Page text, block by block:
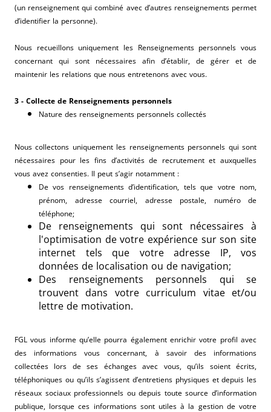
(un renseignement qui combiné avec d’autres renseignements permet
d’identifier la personne).
Nous recueillons uniquement les Renseignements personnels vous
concernant qui sont nécessaires afin d’établir, de gérer et de
maintenir les relations que nous entretenons avec vous.
3 - Collecte de Renseignements personnels
Nature des renseignements personnels collectés
Nous collectons uniquement les renseignements personnels qui sont
nécessaires pour les fins d’activités de recrutement et auxquelles
vous avez consenties. Il peut s’agir notamment :
De vos renseignements d’identification, tels que votre nom,
prénom, adresse courriel, adresse postale, numéro de
téléphone;
De renseignements qui sont nécessaires à
l'optimisation de votre expérience sur son site
internet tels que votre adresse IP, vos
données de localisation ou de navigation;
Des renseignements personnels qui se
trouvent dans votre curriculum vitae et/ou
lettre de motivation.
FGL vous informe qu’elle pourra également enrichir votre profil avec
des informations vous concernant, à savoir des informations
collectées lors de ses échanges avec vous, qu’ils soient écrits,
téléphoniques ou qu’ils s’agissent d’entretiens physiques et depuis les
réseaux sociaux professionnels ou depuis toute source d’information
publique, lorsque ces informations sont utiles à la gestion de votre